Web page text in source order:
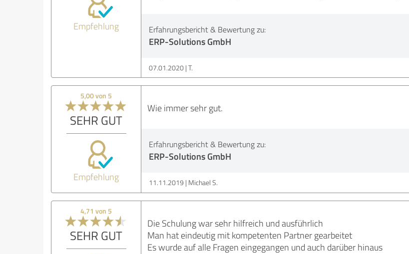
Empfehlung Erfahrungsbericht & Bewertung zu:
ERP-Solutions GmbH
07.01.2020 T.
5,00 von 5
SEHR GUT
Empfehlung
Wie immer sehr gut.
Erfahrungsbericht & Bewertung zu:
ERP-Solutions GmbH
11.11.2019 Michael S.
4,71 von 5
SEHR GUT
Die Schulung war sehr hilfreich und ausführlich
Man hat eindeutig mit kompetenten Partner gearbeitet
Es wurde auf alle Fragen eingegangen und auch darüber hinaus